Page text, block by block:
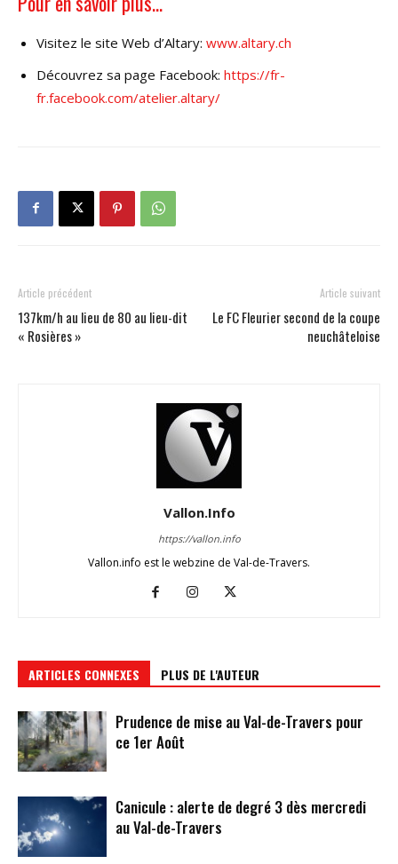
Visitez le site Web d’Altary: www.altary.ch
Découvrez sa page Facebook: https://fr-
fr.facebook.com/atelier.altary/
Article précédent
137km/h au lieu de 80 au lieu-dit
« Rosières »
Article suivant
Le FC Fleurier second de la coupe
neuchâteloise
Vallon.Info
https://vallon.info
Vallon.info est le webzine de Val-de-Travers.
ARTICLES CONNEXES PLUS DE L'AUTEUR
Prudence de mise au Val-de-Travers pour
ce 1er Août
Canicule : alerte de degré 3 dès mercredi
au Val-de-Travers